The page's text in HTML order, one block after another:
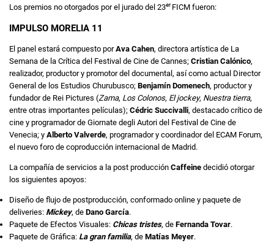
Los premios no otorgados por el jurado del 23erFICM fueron:
IMPULSO MORELIA 11
El panel estará compuesto porAva Cahen, directora artística de La
Semana de la Crítica del Festival de Cine de Cannes; Cristian Calónico,
realizador, productor y promotor del documental, así como actual Director
General de los Estudios Churubusco; Benjamín Domenech, productor y
fundador de Rei Pictures (Zama, Los Colonos, El jockey, Nuestra tierra,
entre otras importantes películas); Cédric Succivalli, destacado crítico de
cine y programador de Giornate degli Autori del Festival de Cine de
Venecia; y Alberto Valverde, programador y coordinador del ECAM Forum,
el nuevo foro de coproducción internacional de Madrid.
La compañía de servicios a la post producción Caffeine decidió otorgar
los siguientes apoyos:
Diseño de flujo de postproducción, conformado online y paquete de
deliveries: Mickey, de Dano García.
Paquete de Efectos Visuales: Chicas tristes, de Fernanda Tovar.
Paquete de Gráfica: La gran familia, de Matías Meyer.